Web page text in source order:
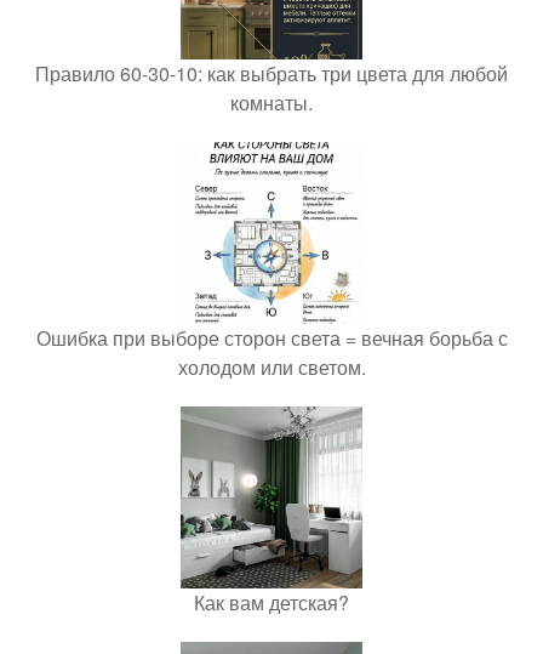
Правило 60-30-10: как выбрать три цвета для любой
комнаты.
Ошибка при выборе сторон света = вечная борьба с
холодом или светом.
Как вам детская?